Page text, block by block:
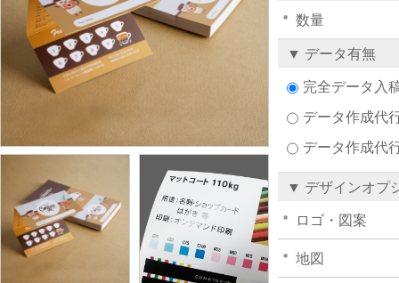
数量
▼ データ有無
完全データ入
データ作成代
データ作成代
▼ デザインオプ
ロゴ・図案
地図